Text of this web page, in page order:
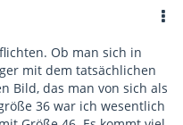
Ob man sich in
mit dem tatsächlichen
Bild, das man von sich als
36 war ich wesentlich